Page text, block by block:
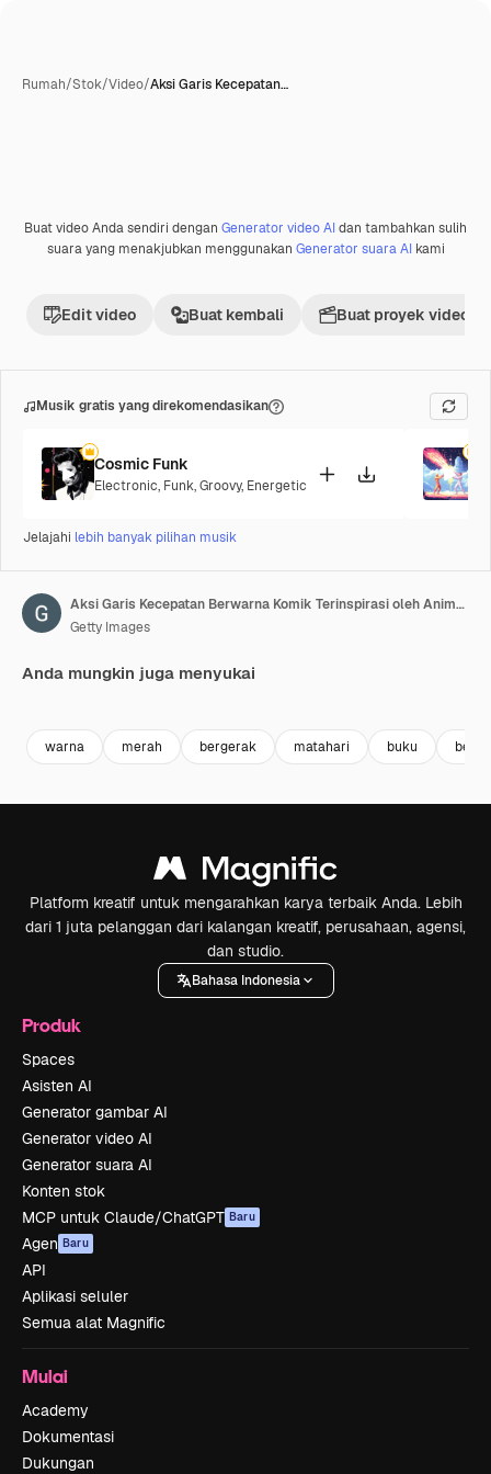
Rumah/Stok/Video/Aksi Garis Kecepatan…
Premium
Buat video Anda sendiri dengan Generator video AIdan tambahkan sulih
suara yang menakjubkan menggunakan Generator suara AIkami
Edit video Buat kembali Buat proyek video
Musik gratis yang direkomendasikan
Cosmic Funk
Electronic, Funk,Groovy, Energetic
Jelajahi lebih banyak pilihan musik
Aksi Garis Kecepatan Berwarna Komik Terinspirasi oleh Anime Jepang
Getty Images
Anda mungkin juga menyukai
warna merah bergerak matahari buku
Platform kreatif untuk mengarahkan karya terbaik Anda. Lebih
dari 1 juta pelanggan dari kalangan kreatif, perusahaan, agensi,
dan studio.
Bahasa Indonesia
Produk
Spaces
Asisten AI
Generator gambar AI
Generator video AI
Generator suara AI
Konten stok
MCP untuk Claude/ChatGPT Baru
Agen Baru
API
Aplikasi seluler
Semua alat Magnific
Mulai
Academy
Dokumentasi
Dukungan